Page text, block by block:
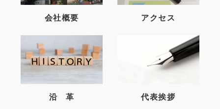
会社概要 アクセス
沿 革 代表挨拶